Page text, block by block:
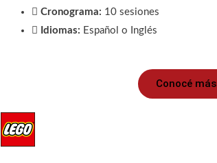
Cronograma: 10 sesiones
Idiomas: Español o Inglés
Conocé más